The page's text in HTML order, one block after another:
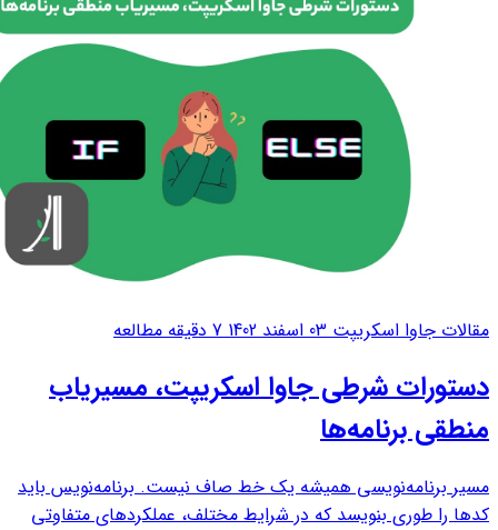
مقالات جاوا اسکریپت 03 اسفند 1402 7 دقیقه مطالعه
دستورات شرطی جاوا اسکریپت، مسیریاب
منطقی برنامه‌ها
مسیر برنامه‌نویسی همیشه یک خط صاف نیست. برنامه‌نویس باید
کدها را طوری بنویسد که در شرایط مختلف، عملکردهای متفاوتی